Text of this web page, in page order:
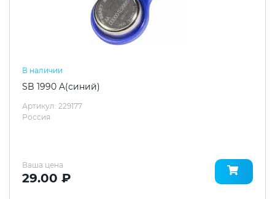
В наличии
SB 1990 A(синий)
Артикул: 229177
Россия
Ваша цена
29.00 ₽